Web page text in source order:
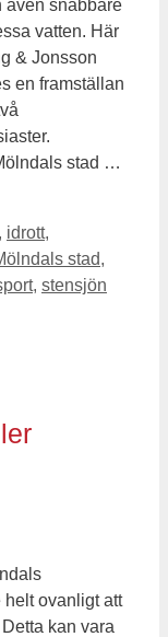
även snabbare
vatten. Här
& Jonsson
en framställan
stad …
idrott,
stad,
, stensjön
helt ovanligt att
kan vara